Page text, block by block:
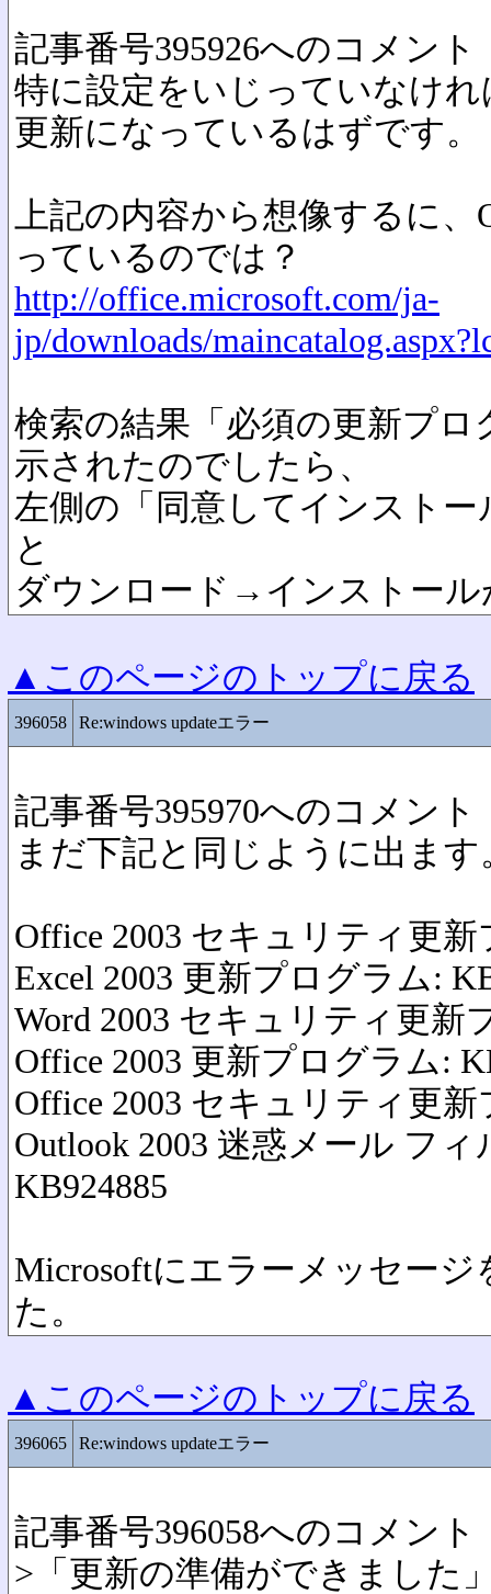
記事番号395926へのコメント
特に設定をいじっていなけれ
更新になっているはずです。
上記の内容から想像するに、
っているのでは？
http://office.microsoft.com/ja-
jp/downloads/
検索の結果「必須の更新プ
示されたのでしたら、
左側の「同意してインスト
と
ダウンロード→インストール
▲このページのトップに戻る
396058 Re:windows updateエラー
記事番号395970へのコメント
まだ下記と同じように出ます
Office 2003 セキュリティ更
Excel 2003 更新プログラム:
Word 2003 セキュリティ更新
Office 2003 更新プログラム:
Office 2003 セキュリティ更
Outlook 2003 迷惑メール フ
KB924885
Microsoftにエラーメッセー
た。
▲このページのトップに戻る
396065 Re:windows updateエラー
記事番号396058へのコメント
>「更新の準備ができました